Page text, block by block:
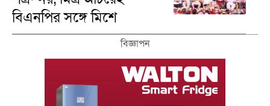
বিএনপির সঙ্গে মিশে
যাবে’—দিরাইয়ে এমপি
নাছির চৌধুরী।
বিজ্ঞাপন